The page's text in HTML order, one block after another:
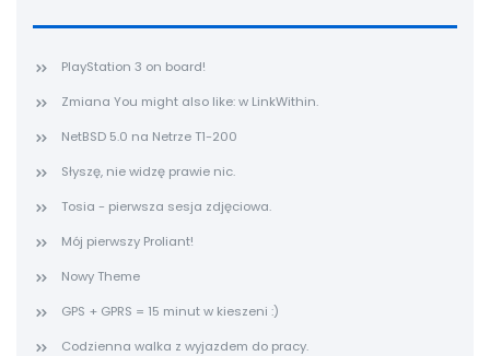
PlayStation 3 on board!
Zmiana You might also like: w LinkWithin.
NetBSD 5.0 na Netrze T1-200
Słyszę, nie widzę prawie nic.
Tosia - pierwsza sesja zdjęciowa.
Mój pierwszy Proliant!
Nowy Theme
GPS + GPRS = 15 minut w kieszeni :)
Codzienna walka z wyjazdem do pracy.